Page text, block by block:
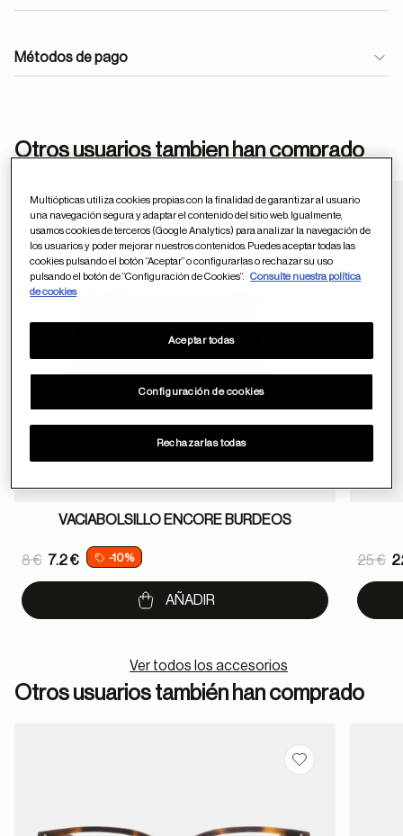
ayuda
Métodos de pago
Otros usuarios tambien han comprado
Guardar en
VACIABOLSILLO ENCORE BURDEOS
Price reduced from
8 €
to
7.2 € -10%
AÑADIR
25 €
to
Ver todos los accesorios
Otros usuarios también han comprado
Guardar en
Multiópticas utiliza cookies propias con la finalidad de garantizar al usuario
una navegación segura y adaptar el contenido del sitio web. Igualmente,
usamos cookies de terceros (Google Analytics) para analizar la navegación de
los usuarios y poder mejorar nuestros contenidos. Puedes aceptar todas las
cookies pulsando el botón “Aceptar” o configurarlas o rechazar su uso
pulsando el botón de “Configuración de Cookies”.
Consulte nuestra política
de cookies
Configuración de cookies
Rechazarlas todas
Aceptar todas